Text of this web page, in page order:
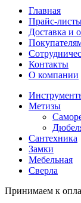
Главная
Прайс-
Доставка и
Контакты
О компании
Метизы
Сантехника
Замки
Мебельная
Сверла
Принимаем к